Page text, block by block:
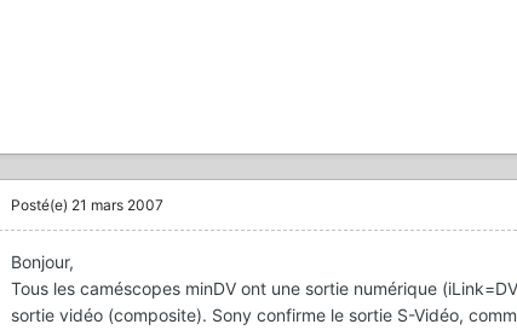
Posté(e) 21 mars 2007
Bonjour,
Tous les caméscopes minDV ont une sortie numérique
sortie vidéo (composite). Sony confirme le sortie S-Vidéo,